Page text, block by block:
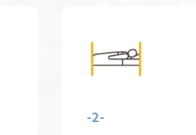
-2-